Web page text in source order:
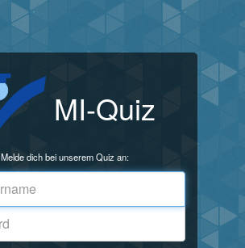
MI-Quiz
Melde dich bei unserem Quiz an: